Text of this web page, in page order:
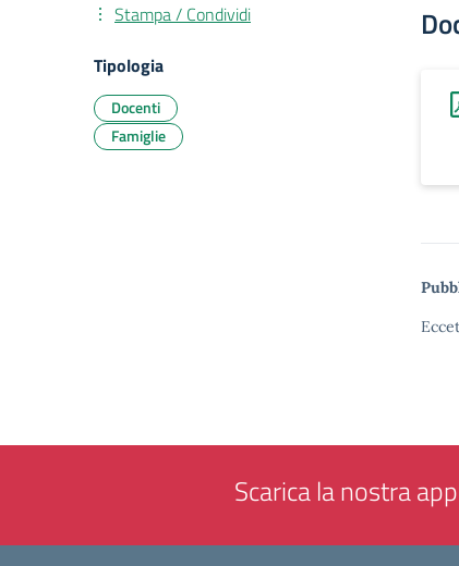
Stampa / Condividi
Tipologia
Docenti
Famiglie
Scarica la nostra